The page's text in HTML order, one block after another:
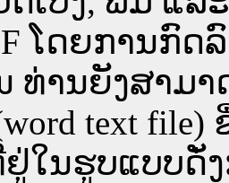
ໂດຍການກົດ
ທ່ານຍັງສາມາ
text
ໃນຮູບແບບດັ່